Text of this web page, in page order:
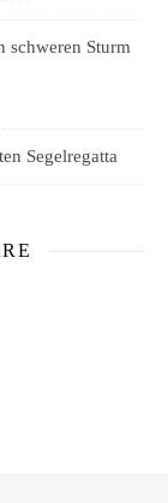
schweren Sturm
Segelregatta